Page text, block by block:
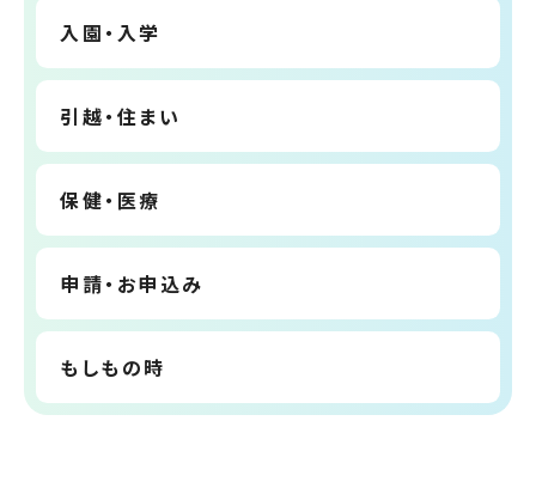
入園・入学
引越・住まい
保健・医療
申請・お申込み
もしもの時